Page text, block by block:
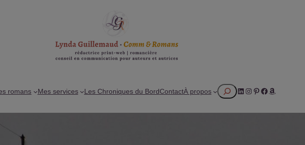
romans Mes services Les Chroniques du BordContactÀ propos RechercherLinkedIn
Instagram
Pinterest
Facebook
Amazon